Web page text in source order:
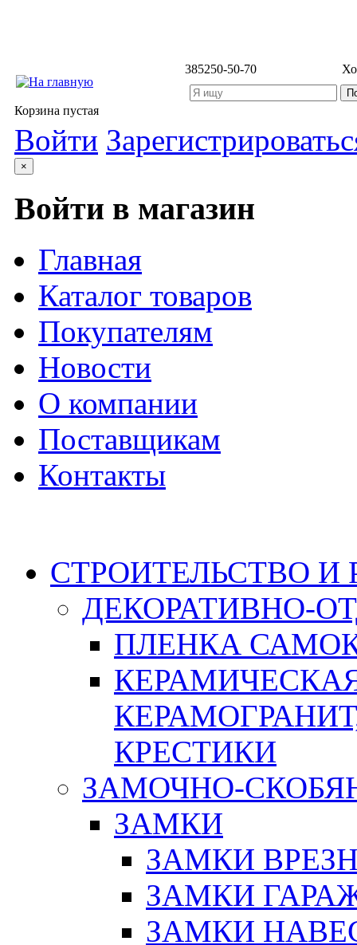
385250-50-70
Корзина пустая
Войти
×
Войти в магазин
Главная
Каталог товаров
Покупателям
Новости
О компании
Поставщикам
Контакты
СТРОИТЕЛЬСТВО И
ДЕКОРАТИВНО-
ПЛЕНКА
КРЕСТИКИ
ЗАМОЧНО-
ЗАМКИ
ЗАМКИ
ЗАМКИ
ЗАМКИ